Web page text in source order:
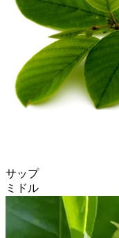
サップ
ミドル